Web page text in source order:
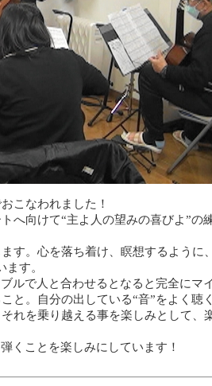
こなわれました！
へ向けて“主よ人の望みの喜びよ”の
す。心を落ち着け、瞑想するように
す。
ルで人と合わせるとなると完全にマ
と。自分の出している“音”をよく聴
れを乗り越える事を楽しみとして、
くことを楽しみにしています！